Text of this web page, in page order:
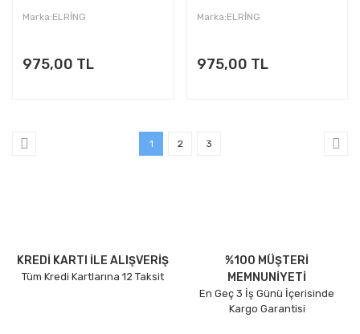
Marka:ELRİNG
975,00 TL
Marka:ELRİNG
975,00 TL
1 2 3
KREDİ KARTI İLE ALIŞVERİŞ
Tüm Kredi Kartlarına 12 Taksit
%100 MÜŞTERİ
MEMNUNİYETİ
En Geç 3 İş Günü İçerisinde
Kargo Garantisi